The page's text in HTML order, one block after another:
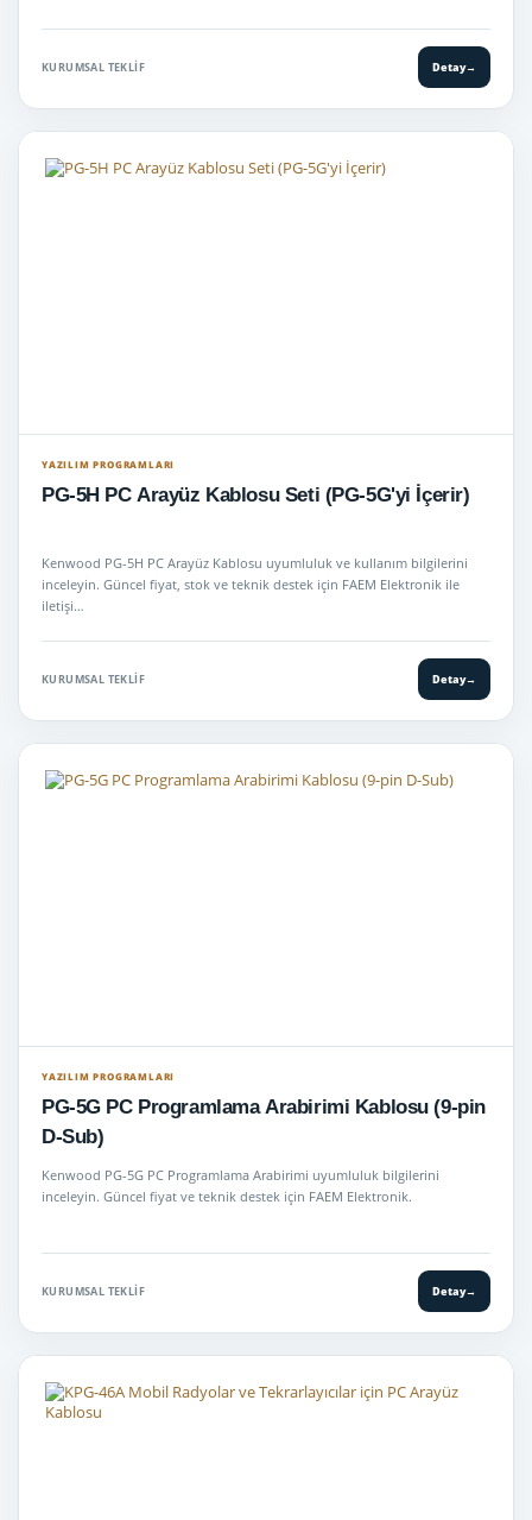
KURUMSAL TEKLIF Detay→
YAZILIM PROGRAMLARI
PG-5H PC Arayüz Kablosu Seti (PG-5G'yi İçerir)
Kenwood PG-5H PC Arayüz Kablosu uyumluluk ve kullanım bilgilerini
inceleyin. Güncel fiyat, stok ve teknik destek için FAEM Elektronik ile
iletişi…
KURUMSAL TEKLIF Detay→
YAZILIM PROGRAMLARI
PG-5G PC Programlama Arabirimi Kablosu (9-pin
D-Sub)
Kenwood PG-5G PC Programlama Arabirimi uyumluluk bilgilerini
inceleyin. Güncel fiyat ve teknik destek için FAEM Elektronik.
KURUMSAL TEKLIF Detay→